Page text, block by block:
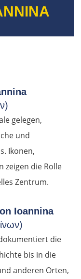
gelegen,
und
Ikonen,
zeigen die Rolle
Zentrum.
Ioannina
die
bis in die
anderen Orten,